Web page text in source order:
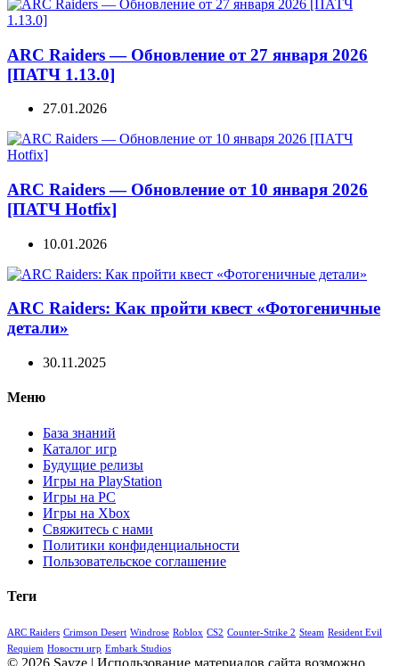
ARC Raiders — Обновление от 27 января 2026
[ПАТЧ 1.13.0]
27.01.2026
ARC Raiders — Обновление от 10 января 2026
[ПАТЧ Hotfix]
10.01.2026
ARC Raiders: Как пройти квест «Фотогеничные
детали»
30.11.2025
Меню
База знаний
Каталог игр
Будущие релизы
Игры на PlayStation
Игры на PC
Игры на Xbox
Свяжитесь с нами
Политики конфиденциальности
Пользовательское соглашение
Теги
ARC Raiders Crimson Desert Windrose Roblox CS2 Counter-Strike 2 Steam Resident Evil
Requiem Новости игр Embark Studios